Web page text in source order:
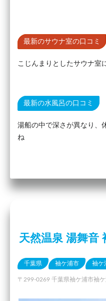
最新のサウナ室の口コミ
こじんまりとしたサウナ室
最新の水風呂の口コミ
湯船の中で深さが異なり、
ね
天然温泉 湯舞音
千葉県 袖ケ浦市 袖ケ
〒299-0269 千葉県袖ケ浦市袖